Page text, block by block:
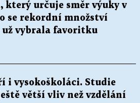
který určuje směr výuky v
se rekordní množství
už vybrala favoritku
i vysokoškoláci. Studie
větší vliv než vzdělání